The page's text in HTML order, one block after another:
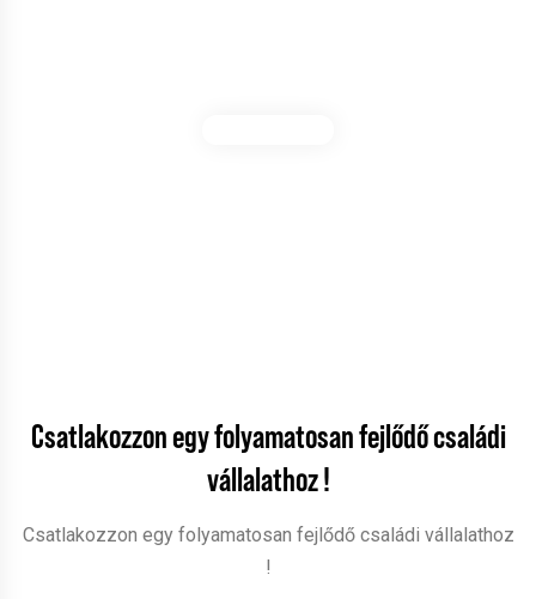
Csatlakozzon egy folyamatosan fejlődő családi
vállalathoz !
Csatlakozzon egy folyamatosan fejlődő családi vállalathoz
!